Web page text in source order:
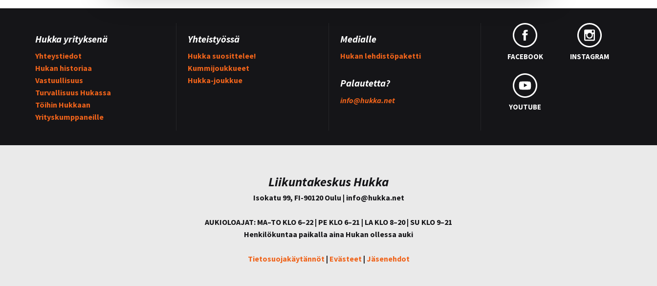
Hukka yrityksenä
Yhteystiedot
Hukan historiaa
Vastuullisuus
Turvallisuus Hukassa
Töihin Hukkaan
Yrityskumppaneille
Yhteistyössä
Hukka suosittelee!
Kummijoukkueet
Hukka-joukkue
Medialle
Hukan lehdistöpaketti
Palautetta?
info@hukka.net
FACEBOOK INSTAGRAM
YOUTUBE
Liikuntakeskus Hukka
Isokatu 99, FI-90120 Oulu | info@hukka.net
AUKIOLOAJAT: MA–TO KLO 6–22 | PE KLO 6–21 | LA KLO 8–20 | SU KLO 9–21
Henkilökuntaa paikalla aina Hukan ollessa auki
Tietosuojakäytännöt | Evästeet | Jäsenehdot